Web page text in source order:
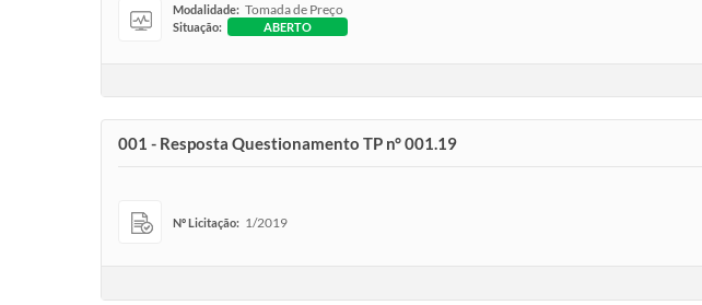
Modalidade: Tomada de Preço
Situação: ABERTO
001 - Resposta Questionamento TP n° 001.19
Nº Licitação: 1/2019